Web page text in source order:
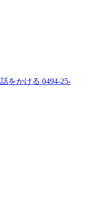
をかける 0494-25-